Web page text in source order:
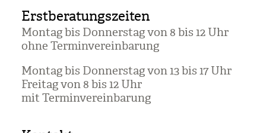
Erstberatungszeiten
Mon­tag bis Don­ners­tag von 8 bis 12 Uhr
ohne Ter­min­ver­ein­ba­rung
Mon­tag bis Don­ners­tag von 13 bis 17 Uhr
Frei­tag von 8 bis 12 Uhr
mit Ter­min­ver­ein­ba­rung